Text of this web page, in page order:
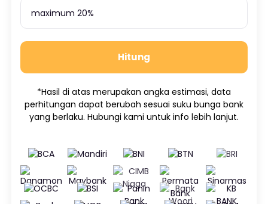
Hitung
*Hasil di atas merupakan angka estimasi, data
perhitungan dapat berubah sesuai suku bunga bank
yang berlaku. Hubungi kami untuk info lebih lanjut.